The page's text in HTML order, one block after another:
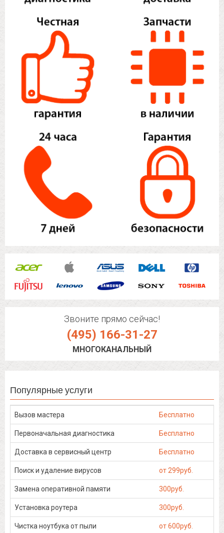
Звоните прямо сейчас!
(495) 166-31-27
МНОГОКАНАЛЬНЫЙ
Популярные услуги
Вызов мастера Бесплатно
Первоначальная диагностика Бесплатно
Доставка в сервисный центр Бесплатно
Поиск и удаление вирусов от 299руб.
Замена оперативной памяти 300руб.
Установка роутера 300руб.
Чистка ноутбука от пыли от 600руб.